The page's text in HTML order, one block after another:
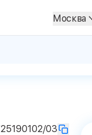
Москва
03